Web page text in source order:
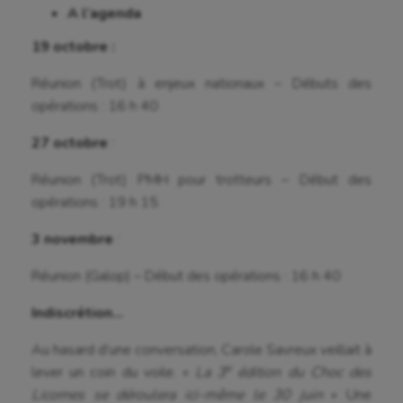
Natation
Natation artistique
Omnisports
Paddle
Roller-derby
A l’agenda
19 octobre :
Réunion (Trot) à enjeux nationaux – Débuts des
opérations : 16 h 40
27 octobre
Réunion (Trot) PMH pour trotteurs – Début des
opérations : 19 h 15
3 novembre
Réunion (Galop) – Début des opérations : 16 h 40
Indiscrétion…
Au hasard d’une conversation, Carole Savreux veillait à
lever un coin du voile. «
La 3e
édition du Choc des
Licornes se déroulera ici-même le 30 juin
» Une